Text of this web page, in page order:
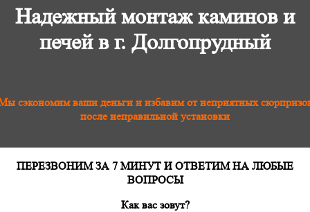
Надежный монтаж каминов и
печей в г. Долгопрудный
сэкономим ваши деньги и избавим от неприятных
после неправильной установки
ПЕРЕЗВОНИМ ЗА 7 МИНУТ И ОТВЕТИМ НА ЛЮБЫЕ
ВОПРОСЫ
Как вас зовут?